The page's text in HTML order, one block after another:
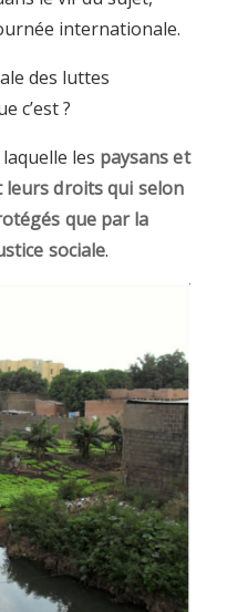
internationale.
des luttes
c’est ?
les paysans et
droits qui selon
que par la
sociale.